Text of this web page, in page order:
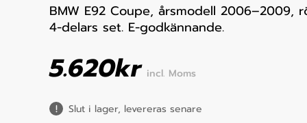
BMW E92 Coupe, årsmodell 2006–2009,
4-delars set. E-godkännande.
5.620kr incl. Moms
Slut i lager, levereras senare